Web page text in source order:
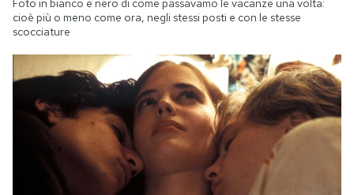
cioè più o meno come ora, negli stessi posti e con le stesse
scocciature